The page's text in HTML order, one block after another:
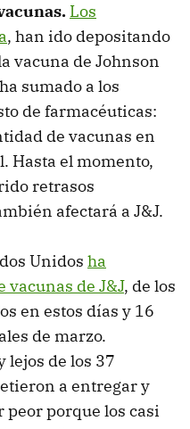
Los
, han ido depositando
vacuna de Johnson
sumado a los
de farmacéuticas:
de vacunas en
Hasta el momento,
retrasos
afectará a J&J.
Unidos ha
de J&J, de los
en estos días y 16
de marzo.
lejos de los 37
a entregar y
peor porque los casi